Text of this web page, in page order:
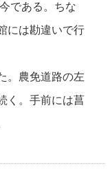
である。ちな
には勘違いで行
。農免道路の左
く。手前には菖